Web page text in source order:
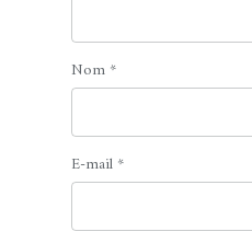
Nom *
E-mail *